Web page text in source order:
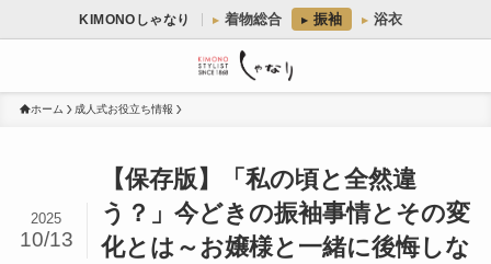
KIMONOしゃなり 着物総合 振袖 浴衣
ホーム 成人式お役立ち情報
【保存版】「私の頃と全然違
う？」今どきの振袖事情とその変
化とは～お嬢様と一緒に後悔しな
2025
10/13